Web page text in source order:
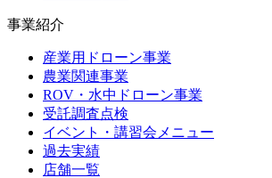
事業紹介
産業用ドローン事業
農業関連事業
ROV・水中ドローン事業
受託調査点検
イベント・講習会メニュー
過去実績
店舗一覧